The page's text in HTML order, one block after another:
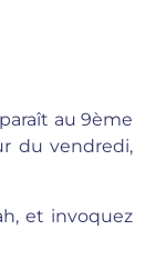
au 9ème
du vendredi,
et invoquez